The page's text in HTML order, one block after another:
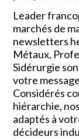
Leader
marchés de
newsletters
Métaux,
Sidérurgie
votre
Considérés
hiérarchie,
adaptés à
décideurs